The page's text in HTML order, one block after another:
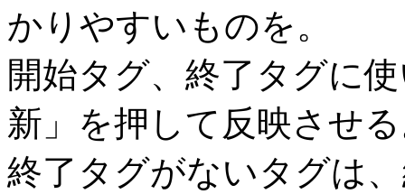
かりやすいものを。
開始タグ、終了タグに
新」を押して反映させ
終了タグがないタグは